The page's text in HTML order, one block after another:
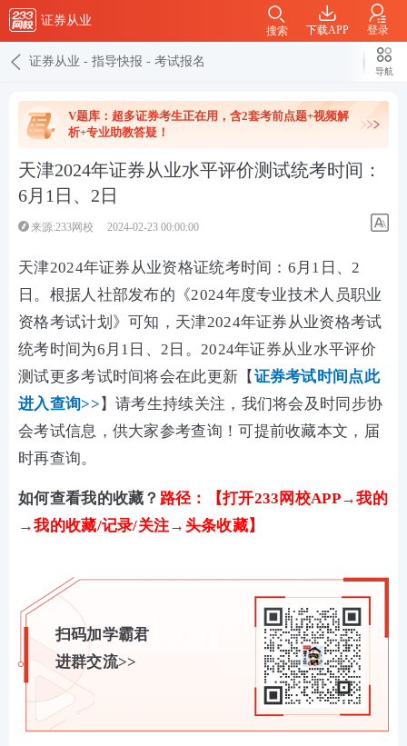
证券从业
下载APP 登录
搜索
证券从业 - 指导快报 - 考试报名
导航
V题库：超多证券考生正在用，含2套考前点题+视频解
析+专业助教答疑！
天津2024年证券从业水平评价测试统考时间：
6月1日、2日
来源:233网校 2024-02-23 00:00:00
天津2024年证券从业资格证统考时间：6月1日、2
日。根据人社部发布的《2024年度专业技术人员职业
资格考试计划 》可知，天津2024年证券从业资格考试
统考时间为6月1日、2日。 2024年证券从业水平评价
测试更多考试时间将会在此更新【 证券考试时间点此
进入查询>> 】请考生持续关注，我们将会及时同步协
会考试信息，供大家参考查询！可提前收藏本文，届
时再查询。
如何查看我的收藏？ 路径：【打开233网校APP→我的
→我的收藏/记录/关注→头条收藏】
扫码加学霸君
进群交流>>